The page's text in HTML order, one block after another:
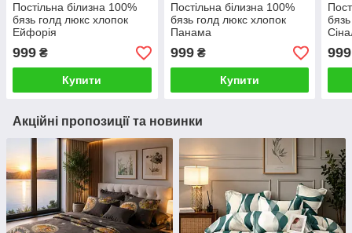
Постільна білизна 100%
бязь голд люкс хлопок
Ейфорія
999 ₴
Купити
Постільна білизна 100%
бязь голд люкс хлопок
Панама
999₴
Купити
999
Акційні пропозиції та новинки